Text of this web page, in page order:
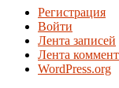
Регистрация
Войти
Лента записей
Лента
WordPress.org